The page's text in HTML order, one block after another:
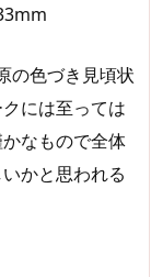
の色づき見頃状
には至っては
なもので全体
かと思われる